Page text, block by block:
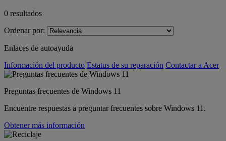
0 resultados
Ordenar por:
Enlaces de autoayuda
Información del producto Estatus de su reparación Contactar a Acer
Preguntas frecuentes de Windows 11
Encuentre respuestas a preguntar frecuentes sobre Windows 11.
Obtener más información